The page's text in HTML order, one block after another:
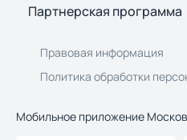
Партнерская программа
Правовая информация
Политика обработки
Мобильное приложение